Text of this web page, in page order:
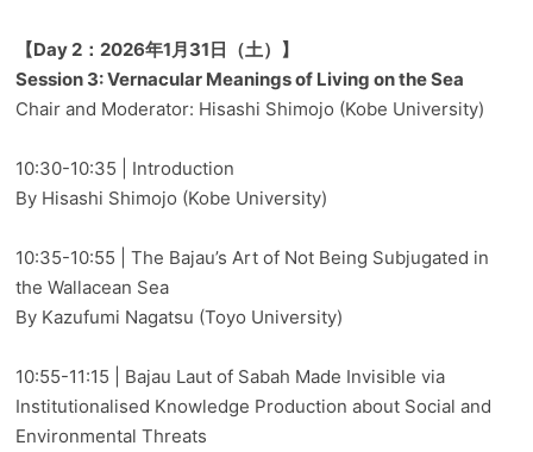
【Day 2：2026年1月31日（土）】
Session 3: Vernacular Meanings of Living on the Sea
Chair and Moderator: Hisashi Shimojo (Kobe University)
10:30-10:35 | Introduction
By Hisashi Shimojo (Kobe University)
10:35-10:55 | The Bajau’s Art of Not Being Subjugated in
the Wallacean Sea
By Kazufumi Nagatsu (Toyo University)
10:55-11:15 | Bajau Laut of Sabah Made Invisible via
Institutionalised Knowledge Production about Social and
Environmental Threats